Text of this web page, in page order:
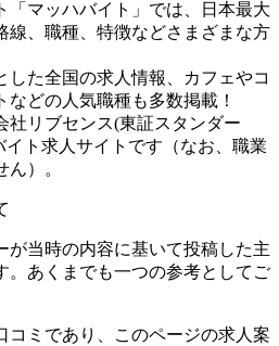
「マッハバイト」では、日本最大
線、職種、特徴などさまざまな方
した全国の求人情報、カフェやコ
どの人気職種も多数掲載！
社リブセンス(東証スタンダー
イト求人サイトです（なお、職業
）。
当時の内容に基いて投稿した主
。あくまでも一つの参考としてご
ミであり、このページの求人案